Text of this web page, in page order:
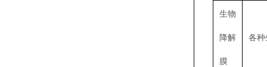
生物
降解
膜
各种